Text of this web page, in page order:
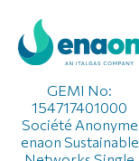
GEMI No:
154717401000
Société Anonyme
enaon Sustainable